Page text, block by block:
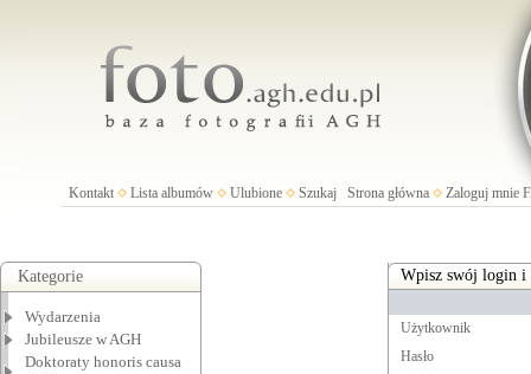
Kontakt Lista albumów Ulubione Szukaj Strona główna Zaloguj mnie
Kategorie
Wydarzenia
Jubileusze w AGH
Doktoraty honoris causa
Wpisz swój login i
Użytkownik
Hasło